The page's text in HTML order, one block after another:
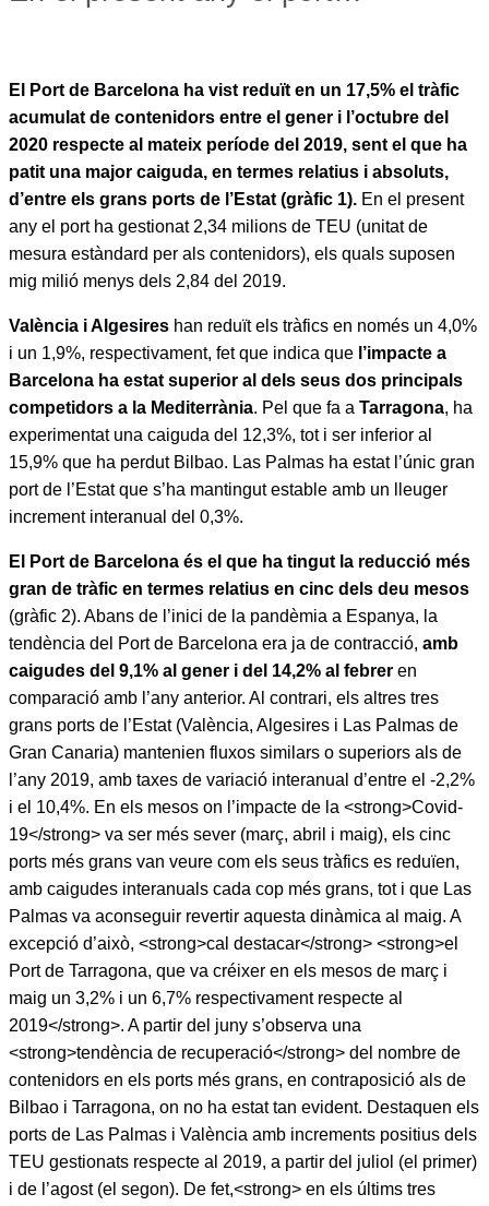
El Port de Barcelona ha vist reduït en un 17,5% el tràfic
acumulat de contenidors entre el gener i l’octubre del
2020 respecte al mateix període del 2019, sent el que ha
patit una major caiguda, en termes relatius i absoluts,
d’entre els grans ports de l’Estat (gràfic 1). En el present
any el port ha gestionat 2,34 milions de TEU (unitat de
mesura estàndard per als contenidors), els quals suposen
mig milió menys dels 2,84 del 2019.
València i Algesires han reduït els tràfics en només un 4,0%
i un 1,9%, respectivament, fet que indica que l’impacte a
Barcelona ha estat superior al dels seus dos principals
competidors a la Mediterrània. Pel que fa a Tarragona, ha
experimentat una caiguda del 12,3%, tot i ser inferior al
15,9% que ha perdut Bilbao. Las Palmas ha estat l’únic gran
port de l’Estat que s’ha mantingut estable amb un lleuger
increment interanual del 0,3%.
El Port de Barcelona és el que ha tingut la reducció més
gran de tràfic en termes relatius en cinc dels deu mesos
(gràfic 2). Abans de l’inici de la pandèmia a Espanya, la
tendència del Port de Barcelona era ja de contracció, amb
caigudes del 9,1% al gener i del 14,2% al febrer en
comparació amb l’any anterior. Al contrari, els altres tres
grans ports de l’Estat (València, Algesires i Las Palmas de
Gran Canaria) mantenien fluxos similars o superiors als de
l’any 2019, amb taxes de variació interanual d’entre el -2,2%
i el 10,4%. En els mesos on l’impacte de la <strong>Covid-
19</strong> va ser més sever (març, abril i maig), els cinc
ports més grans van veure com els seus tràfics es reduïen,
amb caigudes interanuals cada cop més grans, tot i que Las
Palmas va aconseguir revertir aquesta dinàmica al maig. A
excepció d’això, <strong>cal destacar</strong> <strong>el
Port de Tarragona, que va créixer en els mesos de març i
maig un 3,2% i un 6,7% respectivament respecte al
2019</strong>. A partir del juny s’observa una
<strong>tendència de recuperació</strong> del nombre de
contenidors en els ports més grans, en contraposició als de
Bilbao i Tarragona, on no ha estat tan evident. Destaquen els
ports de Las Palmas i València amb increments positius dels
TEU gestionats respecte al 2019, a partir del juliol (el primer)
i de l’agost (el segon). De fet,<strong> en els últims tres